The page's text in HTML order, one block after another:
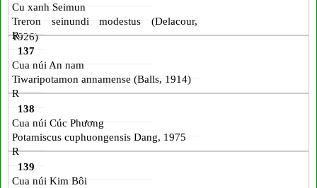
Cu xanh Seimun
Treron seinundi modestus (Delacour,
1926)
R
137
Cua núi An nam
Tiwaripotamon annamense (Balls, 1914)
R
138
Cua núi Cúc Phương
Potamiscus cuphuongensis Dang, 1975
R
139
Cua núi Kim Bôi